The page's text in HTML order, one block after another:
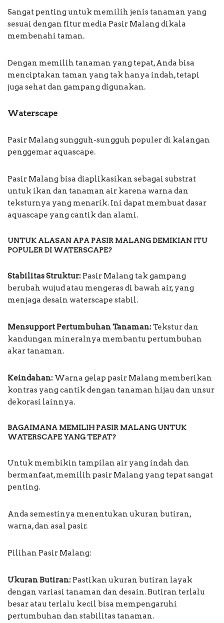
Sangat penting untuk memilih jenis tanaman yang
sesuai dengan fitur media Pasir Malang dikala
membenahi taman.
Dengan memilih tanaman yang tepat, Anda bisa
menciptakan taman yang tak hanya indah, tetapi
juga sehat dan gampang digunakan.
Waterscape
Pasir Malang sungguh-sungguh populer di kalangan
penggemar aquascape.
Pasir Malang bisa diaplikasikan sebagai substrat
untuk ikan dan tanaman air karena warna dan
teksturnya yang menarik. Ini dapat membuat dasar
aquascape yang cantik dan alami.
UNTUK ALASAN APA PASIR MALANG DEMIKIAN ITU
POPULER DI WATERSCAPE?
Stabilitas Struktur: Pasir Malang tak gampang
berubah wujud atau mengeras di bawah air, yang
menjaga desain waterscape stabil.
Mensupport Pertumbuhan Tanaman:Tekstur dan
kandungan mineralnya membantu pertumbuhan
akar tanaman.
Keindahan: Warna gelap pasir Malang memberikan
kontras yang cantik dengan tanaman hijau dan unsur
dekorasi lainnya.
BAGAIMANA MEMILIH PASIR MALANG UNTUK
WATERSCAPE YANG TEPAT?
Untuk membikin tampilan air yang indah dan
bermanfaat, memilih pasir Malang yang tepat sangat
penting.
Anda semestinya menentukan ukuran butiran,
warna, dan asal pasir.
Pilihan Pasir Malang:
Ukuran Butiran: Pastikan ukuran butiran layak
dengan variasi tanaman dan desain. Butiran terlalu
besar atau terlalu kecil bisa mempengaruhi
pertumbuhan dan stabilitas tanaman.